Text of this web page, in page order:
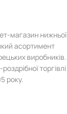
магазин нижньої
асортимент
виробників.
торгівлі
року.